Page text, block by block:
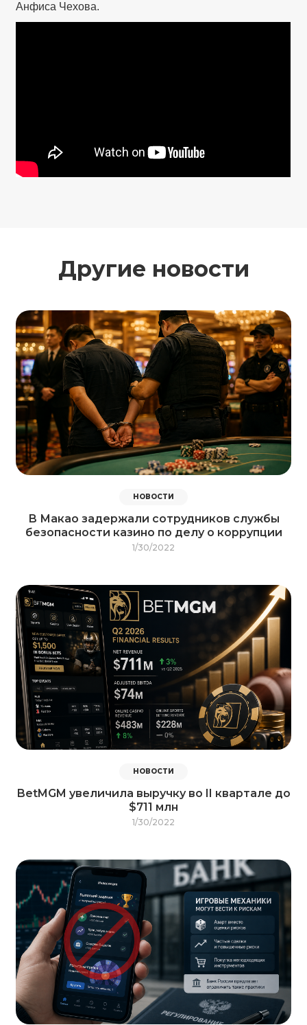
Анфиса Чехова.
Другие новости
НОВОСТИ
В Макао задержали сотрудников службы
безопасности казино по делу о коррупции
1/30/2022
НОВОСТИ
BetMGM увеличила выручку во II квартале до
$711 млн
1/30/2022